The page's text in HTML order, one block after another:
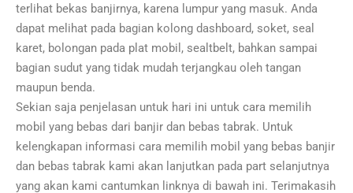
terlihat bekas banjirnya, karena lumpur yang masuk. Anda
dapat melihat pada bagian kolong dashboard, soket, seal
karet, bolongan pada plat mobil, sealtbelt, bahkan sampai
bagian sudut yang tidak mudah terjangkau oleh tangan
maupun benda.
Sekian saja penjelasan untuk hari ini untuk cara memilih
mobil yang bebas dari banjir dan bebas tabrak. Untuk
kelengkapan informasi cara memilih mobil yang bebas banjir
dan bebas tabrak kami akan lanjutkan pada part selanjutnya
yang akan kami cantumkan linknya di bawah ini. Terimakasih